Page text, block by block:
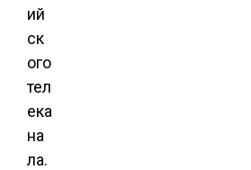
ий
ск
ого
тел
ека
на
ла.